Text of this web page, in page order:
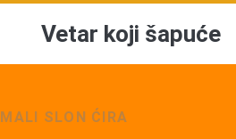
Vetar koji šapuće
MALI SLON ĆIRA